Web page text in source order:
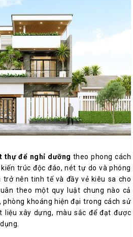
thự để nghỉ dưỡng theo phong cách
trúc độc đáo, nét tự do và phóng
trở nên tinh tế và đầy vẻ kiêu sa cho
theo một quy luật chung nào cả
khoáng hiện đại trong cách sử
liệu xây dựng, màu sắc để đạt được